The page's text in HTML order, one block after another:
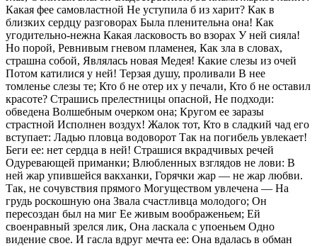
Какая фее самовластной Не уступила б из харит? Как в
близких сердцу разговорах Была пленительна она! Как
угодительно-нежна Какая ласковость во взорах У ней сияла!
Но порой, Ревнивым гневом пламенея, Как зла в словах,
страшна собой, Являлась новая Медея! Какие слезы из очей
Потом катилися у ней! Терзая душу, проливали В нее
томленье слезы те; Кто б не отер их у печали, Кто б не оставил
красоте? Страшись прелестницы опасной, Не подходи:
обведена Волшебным очерком она; Кругом ее заразы
страстной Исполнен воздух! Жалок тот, Кто в сладкий чад его
вступает: Ладью пловца водоворот Так на погибель увлекает!
Беги ее: нет сердца в ней! Страшися вкрадчивых речей
Одуревающей приманки; Влюбленных взглядов не лови: В
ней жар упившейся вакханки, Горячки жар — не жар любви.
Так, не сочувствия прямого Могуществом увлечена — На
грудь роскошную она Звала счастливца молодого; Он
пересоздан был на миг Ее живым воображеньем; Ей
своенравный зрелся лик, Она ласкала с упоеньем Одно
видение свое. И гасла вдруг мечта ее: Она вдалась в обман